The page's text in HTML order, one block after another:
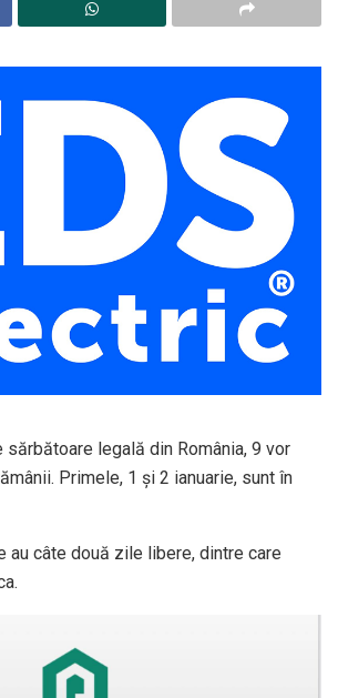
sărbătoare legală din România, 9 vor
Primele, 1 și 2 ianuarie, sunt în
au câte două zile libere, dintre care